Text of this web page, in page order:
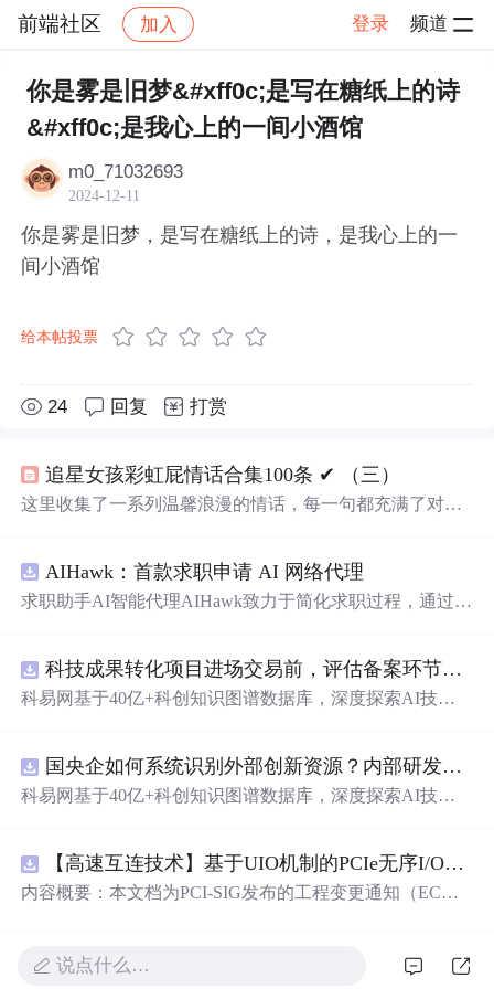
前端社区 加入 登录 频道
社区 前端社区 感慨 帖子详情
你是雾是旧梦&#xff0c;是写在糖纸上的诗
&#xff0c;是我心上的一间小酒馆
m0_71032693
2024-12-11
你是雾是旧梦，是写在糖纸上的诗，是我心上的一
间小酒馆
给本帖投票
24 回复 打赏
追星女孩彩虹屁情话合集100条 ✔︎ （三）
这里收集了一系列温馨浪漫的情话，每一句都充满了对爱
AIHawk：首款求职申请 AI 网络代理
求职助手AI智能代理AIHawk致力于简化求职过程，通过自
科技成果转化项目进场交易前，评估备案环节需要准备哪些材料？.docx
科易网基于40亿+科创知识图谱数据库，深度探索AI技术
新领域的AI+数智化解决方案，推动科技创新与产业创新
智能化发展。
国央企如何系统识别外部创新资源？内部研发体系完善，但对外部高校、中小科技企业技术能力缺乏动态认知。.docx
科易网基于40亿+科创知识图谱数据库，深度探索AI技术
新领域的AI+数智化解决方案，推动科技创新与产业创新
智能化发展。
【高速互连技术】基于UIO机制的PCIe无序I/O扩展：多路径架构下内存请求的高性能传输与排序控制方案设计
内容概要：本文档为PCI-SIG发布的工程变更通知（EC
规则对多路径拓扑和高性能IO系统的限制。UIO基于Flit模
说点什么…